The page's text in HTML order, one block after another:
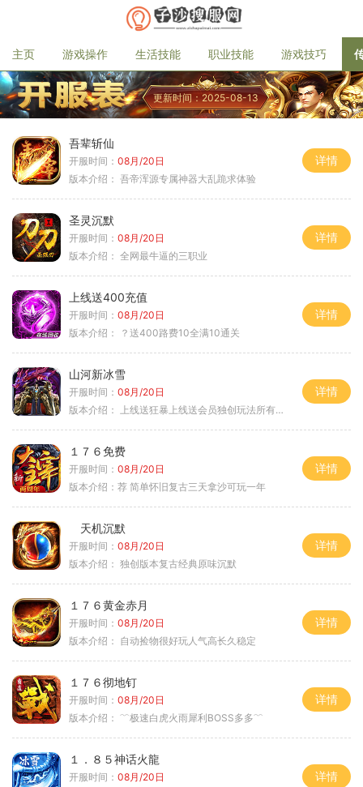
主页 游戏操作 生活技能 职业技能 游戏技巧
更新时间：2025-08-13
吾辈斩仙
开服时间： 08月/20日
版本介绍： 吾帝浑源专属神器大乱跪求体验
详情
圣灵沉默
开服时间： 08月/20日
版本介绍： 全网最牛逼的三职业
详情
上线送400充值
开服时间： 08月/20日
版本介绍：
？送400路费10全满10通关
详情
山河新冰雪
开服时间： 08月/20日
版本介绍：
上线送狂暴上线送会员独创玩法所有装备靠
详情
１７６免费
开服时间： 08月/20日
版本介绍： 荐 简单怀旧复古三天拿沙可玩一年
详情
天机沉默
开服时间： 08月/20日
版本介绍： 独创版本复古经典原味沉默
详情
１７６黄金赤月
开服时间： 08月/20日
版本介绍： 自动捡物很好玩人气高长久稳定
详情
１７６彻地钉
开服时间： 08月/20日
版本介绍： ﹌极速白虎火雨犀利BOSS多多﹌
详情
１．８５神话火龍
开服时间： 08月/20日
详情